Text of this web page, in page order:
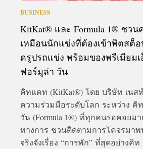
BUSINESS
KitKat® และ Formula 1® ชว
เหมือนนักแข่งที่ต้องเข้าพิตสต็
ดรูปรถแข่ง พร้อมของพรีเมียม
ฟอร์มูล่า วัน
คิทแคท (KitKat®) โดย บริษัท เนส
ความร่วมมือระดับโลก ระหว่าง
วัน (Formula 1®) ที่ทุกคนรอคอยม
ทางการ ชวนติดตามการโคจรมา
จริงจังเรื่อง “การพัก” ที่สุดอย่างคิท